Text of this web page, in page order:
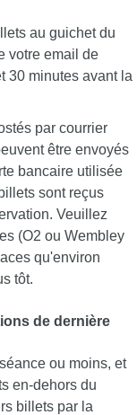
au guichet du
votre email de
30 minutes avant la
par courrier
être envoyés
bancaire utilisée
sont reçus
Veuillez
(O2 ou Wembley
qu'environ
tôt.
de dernière
ou moins, et
en-dehors du
billets par la